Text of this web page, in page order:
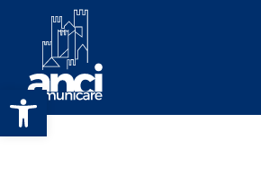
Apri la barra degli strumenti
contenuto